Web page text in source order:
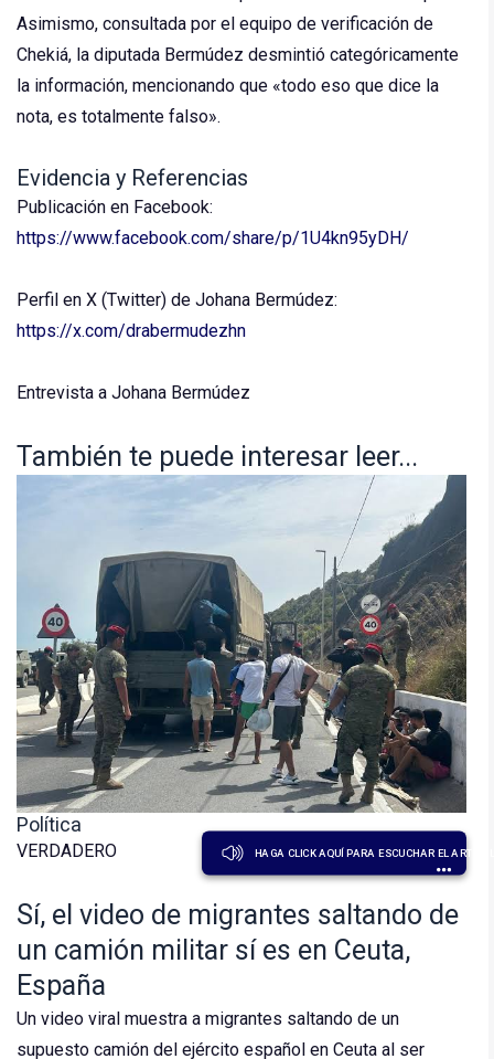
HAGA CLICK AQUÍ PARA ESCUCHAR EL
Asimismo, consultada por el equipo de verificación de
Chekiá, la diputada Bermúdez desmintió categóricamente
la información, mencionando que «todo eso que dice la
nota, es totalmente falso».
Evidencia y Referencias
Publicación en Facebook:
https://www.facebook.com/share/p/1U4kn95yDH/
Perfil en X (Twitter) de Johana Bermúdez:
https://x.com/drabermudezhn
Entrevista a Johana Bermúdez
También te puede interesar leer...
Política
VERDADERO
Sí, el video de migrantes saltando de
un camión militar sí es en Ceuta,
España
Un video viral muestra a migrantes saltando de un
supuesto camión del ejército español en Ceuta al ser